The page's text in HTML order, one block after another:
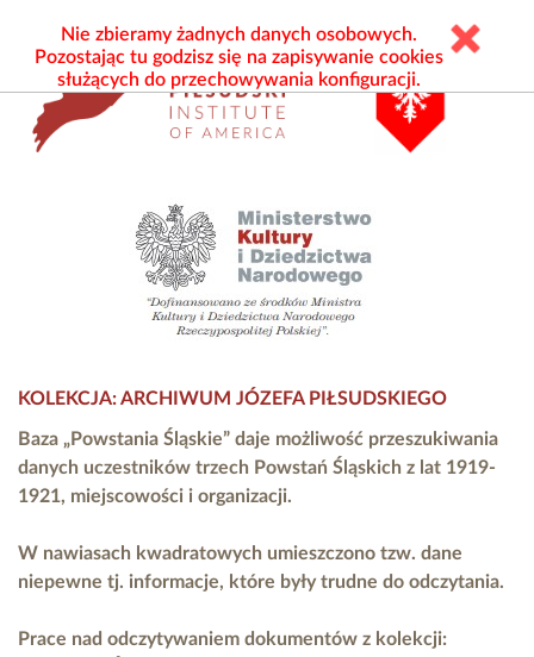
KOLEKCJA: ARCHIWUM JÓZEFA PIŁSUDSKIEGO
Baza „Powstania Śląskie” daje możliwość przeszukiwania
danych uczestników trzech Powstań Śląskich z lat 1919-
1921, miejscowości i organizacji.
W nawiasach kwadratowych umieszczono tzw. dane
niepewne tj. informacje, które były trudne do odczytania.
Prace nad odczytywaniem dokumentów z kolekcji:
Nie zbieramy żadnych danych osobowych.
Pozostając tu godzisz się na zapisywanie cookies
służących do przechowywania konfiguracji.